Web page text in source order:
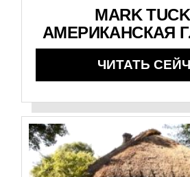
MARK
АМЕРИКАНСКАЯ
ЧИТАТЬ